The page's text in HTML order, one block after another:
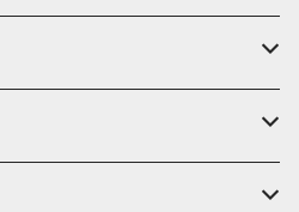
トデー